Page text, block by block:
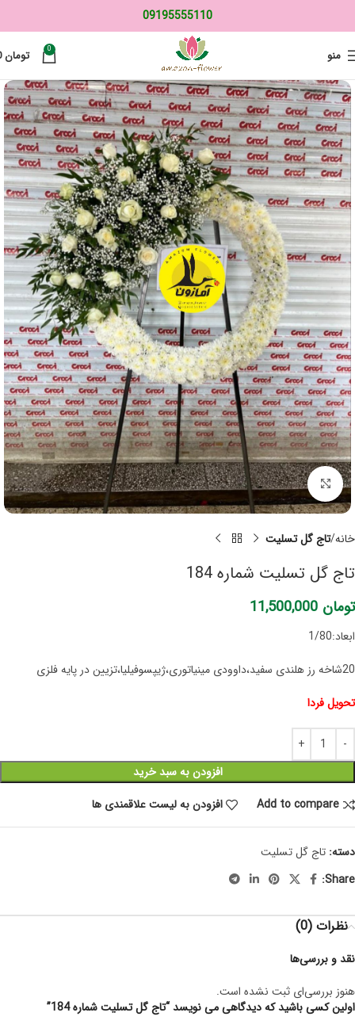
09195555110
منو 0 تومان0
برای بزرگنمایی کلیک کنید
خانه تاج گل تسلیت
تاج گل تسلیت شماره 184
تومان
ابعاد:1/80
20شاخه رز هلندی سفید،داوودی مینیاتوری،ژیپسوفیلیا،تزیین در پایه فلزی
تحویل فردا
افزودن به سبد خرید
Add to compare
افزودن به لیست علاقمندی ها
دسته: تاج گل تسلیت
Share:
نظرات (0)
نقد و بررسی‌ها
هنوز بررسی‌ای ثبت نشده است.
اولین کسی باشید که دیدگاهی می نویسد “تاج گل تسلیت شماره 184”